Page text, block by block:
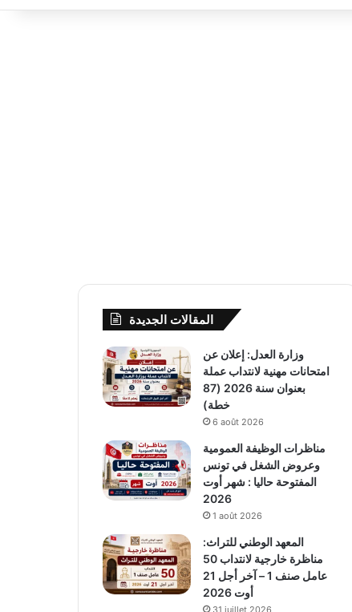
المقالات الجديدة
وزارة العدل: إعلان عن
امتحانات مهنية لانتداب عملة
بعنوان سنة 2026 (87
خطة)
6 août 2026
مناظرات الوظيفة العمومية
وعروض الشغل في تونس
المفتوحة حاليا : شهر أوت
2026
1 août 2026
المعهد الوطني للتراث:
مناظرة خارجية لانتداب 50
عامل صنف 1 – آخر أجل 21
أوت 2026
31 juillet 2026